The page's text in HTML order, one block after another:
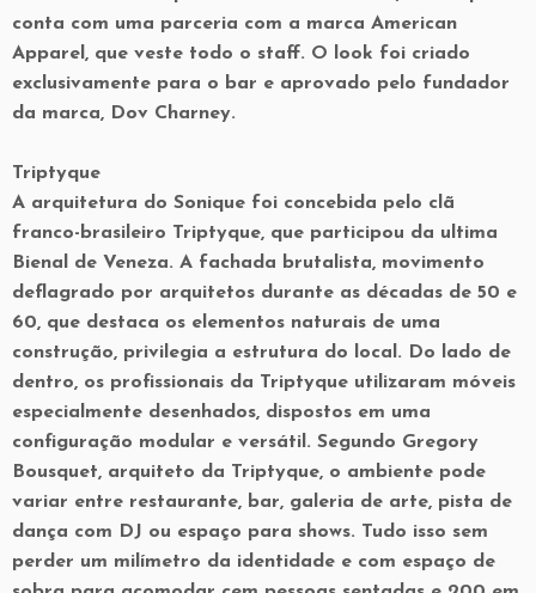
conta com uma parceria com a marca American
Apparel, que veste todo o staff. O look foi criado
exclusivamente para o bar e aprovado pelo fundador
da marca, Dov Charney.
Triptyque
A arquitetura do Sonique foi concebida pelo clã
franco-brasileiro Triptyque, que participou da ultima
Bienal de Veneza. A fachada brutalista, movimento
deflagrado por arquitetos durante as décadas de 50 e
60, que destaca os elementos naturais de uma
construção, privilegia a estrutura do local. Do lado de
dentro, os profissionais da Triptyque utilizaram móveis
especialmente desenhados, dispostos em uma
configuração modular e versátil. Segundo Gregory
Bousquet, arquiteto da Triptyque, o ambiente pode
variar entre restaurante, bar, galeria de arte, pista de
dança com DJ ou espaço para shows. Tudo isso sem
perder um milímetro da identidade e com espaço de